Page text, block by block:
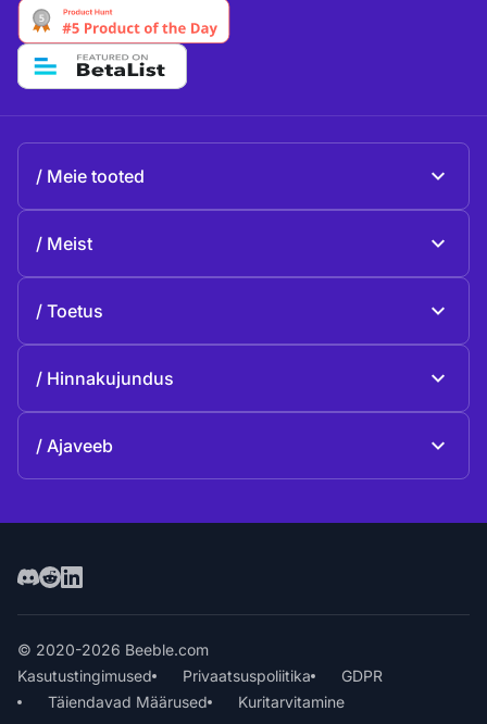
Meie tooted
Meist
Lugu
Toetus
Kontaktid
Hinnakujundus
Ajaveeb
© 2020-2026 Beeble.com
Kasutustingimused
Privaatsuspoliitika
GDPR
Täiendavad Määrused
Kuritarvitamine